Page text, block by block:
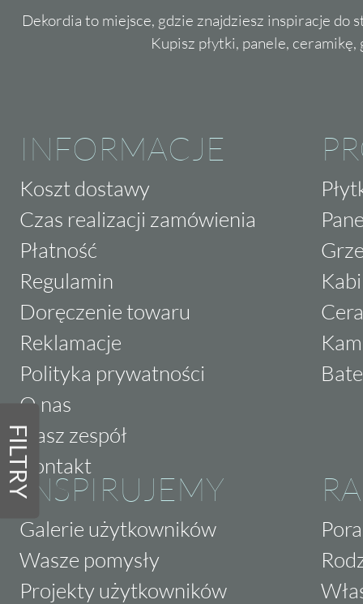
FILTRY
Dekordia to miejsce, gdzie znajdziesz inspiracje do
Kupisz płytki, panele,
INFORMACJE
Koszt dostawy
Czas realizacji zamówienia
Płatność
Regulamin
Doręczenie towaru
Reklamacje
Polityka prywatności
O nas
Nasz zespół
Kontakt
INSPIRUJEMY
Galerie użytkowników
Wasze pomysły
Projekty użytkowników